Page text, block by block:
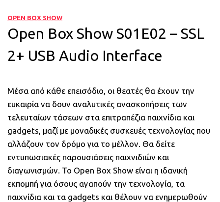
OPEN BOX SHOW
Open Box Show S01E02 – SSL
2+ USB Audio Interface
Μέσα από κάθε επεισόδιο, οι θεατές θα έχουν την
ευκαιρία να δουν αναλυτικές ανασκοπήσεις των
τελευταίων τάσεων στα επιτραπέζια παιχνίδια και
gadgets, μαζί με μοναδικές συσκευές τεχνολογίας που
αλλάζουν τον δρόμο για το μέλλον. Θα δείτε
εντυπωσιακές παρουσιάσεις παιχνιδιών και
διαγωνισμών. Το Open Box Show είναι η ιδανική
εκπομπή για όσους αγαπούν την τεχνολογία, τα
παιχνίδια και τα gadgets και θέλουν να ενημερωθούν